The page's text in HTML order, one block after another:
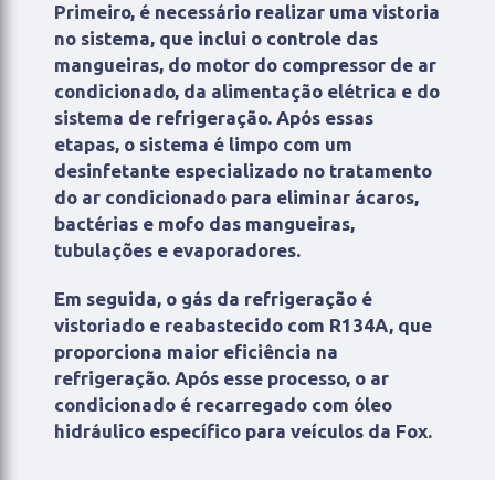
Primeiro, é necessário realizar uma vistoria
no sistema, que inclui o controle das
mangueiras, do motor do compressor de ar
condicionado, da alimentação elétrica e do
sistema de refrigeração. Após essas
etapas, o sistema é limpo com um
desinfetante especializado no tratamento
do ar condicionado para eliminar ácaros,
bactérias e mofo das mangueiras,
tubulações e evaporadores.
Em seguida, o gás da refrigeração é
vistoriado e reabastecido com R134A, que
proporciona maior eficiência na
refrigeração. Após esse processo, o ar
condicionado é recarregado com óleo
hidráulico específico para veículos da Fox.